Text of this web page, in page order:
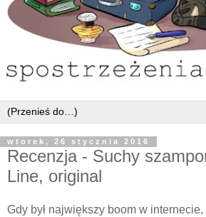
wtorek, 26 stycznia 2016
Recenzja - Suchy
Line, original
Gdy był największy boom w